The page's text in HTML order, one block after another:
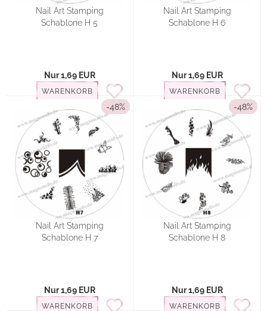
Nail Art Stamping
Schablone H 5
Nur 1,69 EUR
WARENKORB
Nail Art Stamping
Schablone H 6
Nur 1,69 EUR
WARENKORB
-48%
Nail Art Stamping
Schablone H 7
Nur 1,69 EUR
WARENKORB
-48%
Nail Art Stamping
Schablone H 8
Nur 1,69 EUR
WARENKORB